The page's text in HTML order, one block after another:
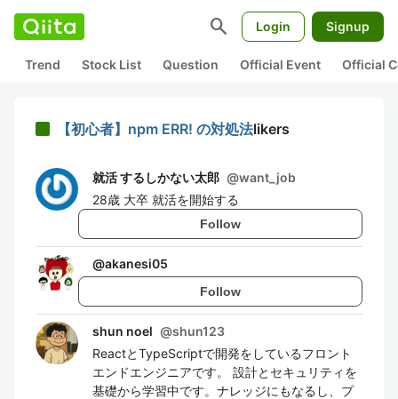
search Login Signup
Trend Stock List Question Official Event Official
【初心者】npm ERR! の対処法likers
就活 するしかない太郎 @want_job
28歳 大卒 就活を開始する
Follow
@akanesi05
Follow
shun noel @shun123
ReactとTypeScriptで開発をしているフロント
エンドエンジニアです。 設計とセキュリティを
基礎から学習中です。ナレッジにもなるし、プ